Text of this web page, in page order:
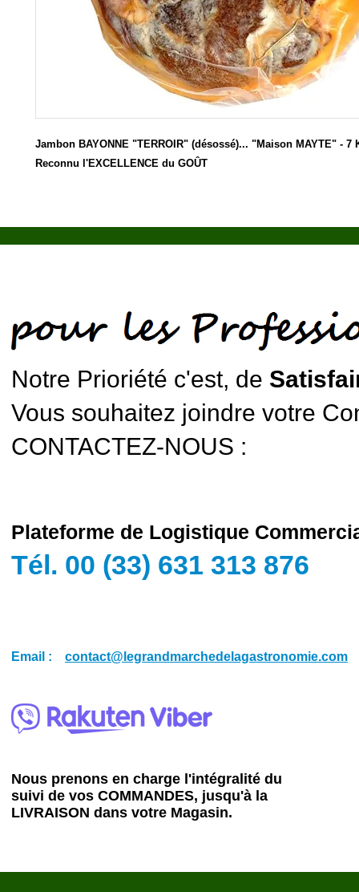
Jambon BAYONNE "TERROIR" (désossé)... "Maison MAYTE" - 7
Reconnu l'EXCELLENCE du GOÛT
Notre Prioriété c'est, de
Vous souhaitez joindre votre
CONTACTEZ-NOUS :
Plateforme de Logistique
Tél. 00 (33) 631 313 876
Email : contact@legrandmarchedelagastronomie.com
Nous prenons en charge l'intégralité du
suivi de vos COMMANDES, jusqu'à la
LIVRAISON dans votre Magasin.